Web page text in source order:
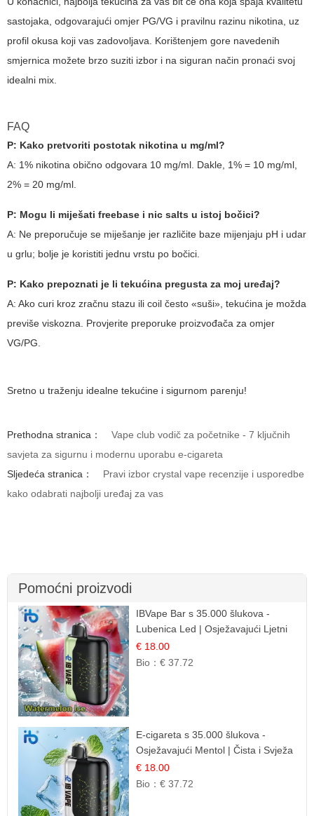
sastojaka, odgovarajući omjer PG/VG i pravilnu razinu nikotina, uz
profil okusa koji vas zadovoljava. Korištenjem gore navedenih
smjernica možete brzo suziti izbor i na siguran način pronaći svoj
idealni mix.
FAQ
P: Kako pretvoriti postotak nikotina u mg/ml?
A: 1% nikotina obično odgovara 10 mg/ml. Dakle, 1% = 10 mg/ml,
2% = 20 mg/ml.
P: Mogu li miješati freebase i nic salts u istoj bočici?
A: Ne preporučuje se miješanje jer različite baze mijenjaju pH i udar
u grlu; bolje je koristiti jednu vrstu po bočici.
P: Kako prepoznati je li tekućina pregusta za moj uređaj?
A: Ako curi kroz zračnu stazu ili coil često «suši», tekućina je možda
previše viskozna. Provjerite preporuke proizvođača za omjer
VG/PG.
Sretno u traženju idealne tekućine i sigurnom parenju!
Prethodna stranica：
Vape club vodič za početnike - 7 ključnih
savjeta za sigurnu i modernu uporabu e-cigareta
Sljedeća stranica：
Pravi izbor crystal vape recenzije i usporedbe
kako odabrati najbolji uređaj za vas
Pomoćni proizvodi
IBVape Bar s 35.000 šlukova -
Lubenica Led | Osježavajući Ljetni
Okus
€ 18.00
Bio：€ 37.72
E-cigareta s 35.000 šlukova -
Osježavajući Mentol | Čista i Svježa
Okus
€ 18.00
Bio：€ 37.72